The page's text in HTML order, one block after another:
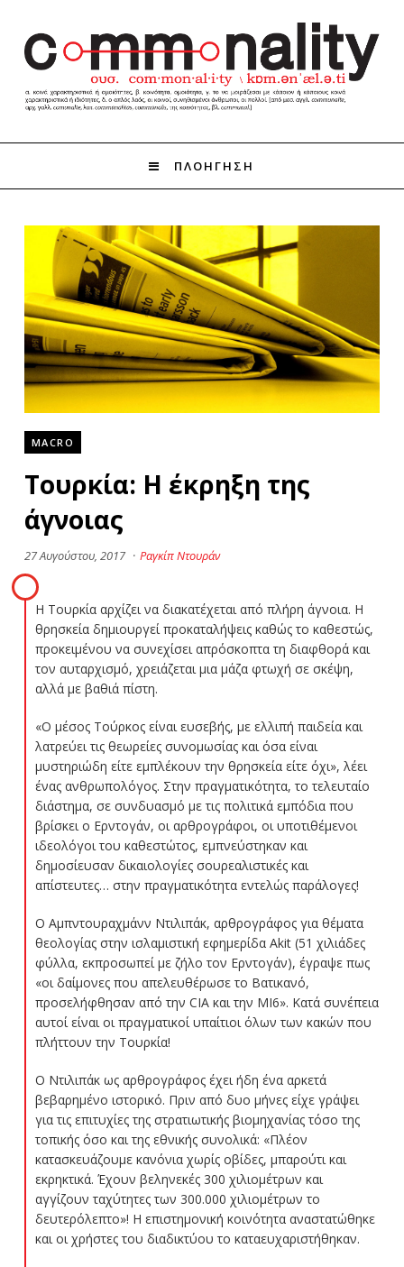
ΠΛΟΗΓΗΣΗ
MACRO
Τουρκία: Η έκρηξη της
άγνοιας
27 Αυγούστου, 2017 · Ραγκίπ Ντουράν
Η Τουρκία αρχίζει να διακατέχεται από πλήρη άγνοια. Η
θρησκεία δημιουργεί προκαταλήψεις καθώς το καθεστώς,
προκειμένου να συνεχίσει απρόσκοπτα τη διαφθορά και
τον αυταρχισμό, χρειάζεται μια μάζα φτωχή σε σκέψη,
αλλά με βαθιά πίστη.
«Ο μέσος Τούρκος είναι ευσεβής, με ελλιπή παιδεία και
λατρεύει τις θεωρείες συνομωσίας και όσα είναι
μυστηριώδη είτε εμπλέκουν την θρησκεία είτε όχι», λέει
ένας ανθρωπολόγος. Στην πραγματικότητα, το τελευταίο
διάστημα, σε συνδυασμό με τις πολιτικά εμπόδια που
βρίσκει ο Ερντογάν, οι αρθρογράφοι, οι υποτιθέμενοι
ιδεολόγοι του καθεστώτος, εμπνεύστηκαν και
δημοσίευσαν δικαιολογίες σουρεαλιστικές και
απίστευτες… στην πραγματικότητα εντελώς παράλογες!
Ο Αμπντουραχμάνν Ντιλιπάκ, αρθρογράφος για θέματα
θεολογίας στην ισλαμιστική εφημερίδα Akit (51 χιλιάδες
φύλλα, εκπροσωπεί με ζήλο τον Ερντογάν), έγραψε πως
«οι δαίμονες που απελευθέρωσε το Βατικανό,
προσελήφθησαν από την CIA και την MI6». Κατά συνέπεια
αυτοί είναι οι πραγματικοί υπαίτιοι όλων των κακών που
πλήττουν την Τουρκία!
Ο Ντιλιπάκ ως αρθρογράφος έχει ήδη ένα αρκετά
βεβαρημένο ιστορικό. Πριν από δυο μήνες είχε γράψει
για τις επιτυχίες της στρατιωτικής βιομηχανίας τόσο της
τοπικής όσο και της εθνικής συνολικά: «Πλέον
κατασκευάζουμε κανόνια χωρίς οβίδες, μπαρούτι και
εκρηκτικά. Έχουν βεληνεκές 300 χιλιομέτρων και
αγγίζουν ταχύτητες των 300.000 χιλιομέτρων το
δευτερόλεπτο»! Η επιστημονική κοινότητα αναστατώθηκε
και οι χρήστες του διαδικτύου το καταευχαριστήθηκαν.